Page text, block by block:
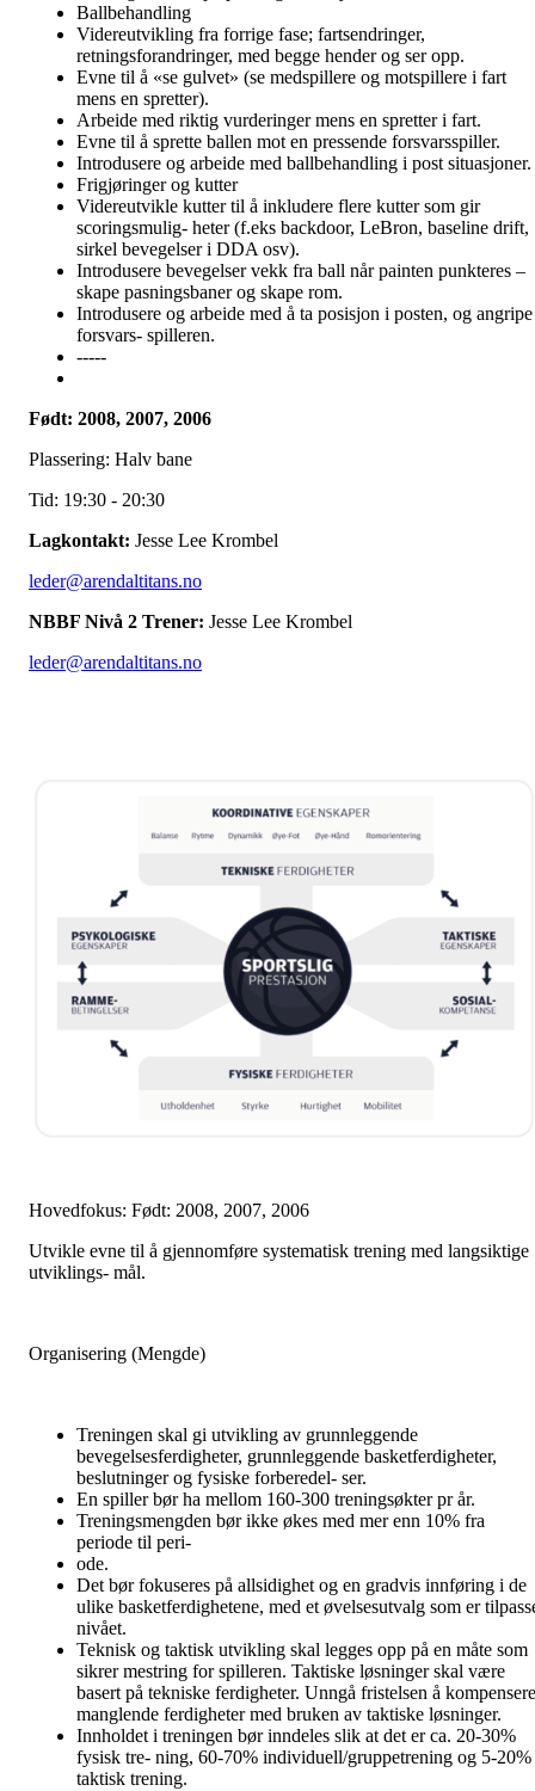
Ballbehandling
Videreutvikling fra forrige fase; fartsendringer,
retningsforandringer, med begge hender og ser opp.
Evne til å «se gulvet» (se medspillere og motspillere i fart
mens en spretter).
Arbeide med riktig vurderinger mens en spretter i fart.
Evne til å sprette ballen mot en pressende forsvarsspiller.
Introdusere og arbeide med ballbehandling i post situasjoner.
Frigjøringer og kutter
Videreutvikle kutter til å inkludere flere kutter som gir
scoringsmulig- heter (f.eks backdoor, LeBron, baseline drift,
sirkel bevegelser i DDA osv).
Introdusere bevegelser vekk fra ball når painten punkteres –
skape pasningsbaner og skape rom.
Introdusere og arbeide med å ta posisjon i posten, og angripe
forsvars- spilleren.
-----
Født: 2008, 2007, 2006
Plassering: Halv bane
Tid: 19:30 - 20:30
Lagkontakt: Jesse Lee Krombel
leder@arendaltitans.no
NBBF Nivå 2 Trener: Jesse Lee Krombel
leder@arendaltitans.no
Hovedfokus: Født: 2008, 2007, 2006
Utvikle evne til å gjennomføre systematisk trening med langsiktige
utviklings- mål.
Organisering (Mengde)
Treningen skal gi utvikling av grunnleggende
bevegelsesferdigheter, grunnleggende basketferdigheter,
beslutninger og fysiske forberedel- ser.
En spiller bør ha mellom 160-300 treningsøkter pr år.
Treningsmengden bør ikke økes med mer enn 10% fra
periode til peri-
ode.
Det bør fokuseres på allsidighet og en gradvis innføring i de
ulike basketferdighetene, med et øvelsesutvalg som er
nivået.
Teknisk og taktisk utvikling skal legges opp på en måte som
sikrer mestring for spilleren. Taktiske løsninger skal være
basert på tekniske ferdigheter. Unngå fristelsen å kompensere
manglende ferdigheter med bruken av taktiske løsninger.
Innholdet i treningen bør inndeles slik at det er ca. 20-30%
fysisk tre- ning, 60-70% individuell/gruppetrening og 5-20%
taktisk trening.